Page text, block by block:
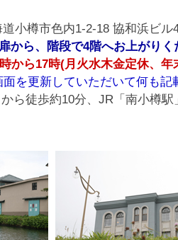
小樽市色内1-2-18 協和浜ビル
から、階段で4階へお上がりく
から17時(月火水木金定休、年
を更新していただいて何も記
ら徒歩約10分、JR「南小樽駅